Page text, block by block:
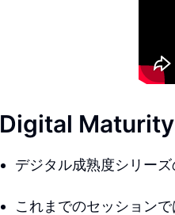
Digital
デジタル成熟度シリー
これまでのセッション